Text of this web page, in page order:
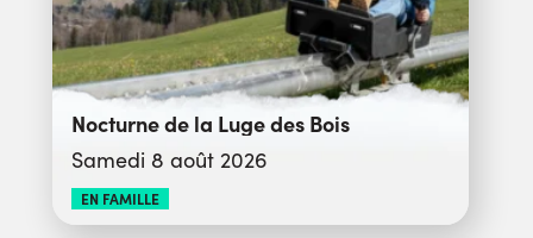
Nocturne de la Luge des Bois
Samedi 8 août 2026
EN FAMILLE